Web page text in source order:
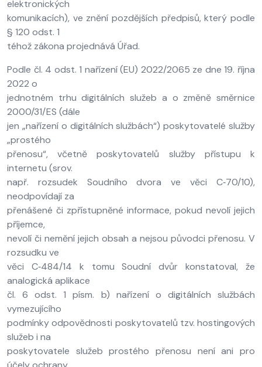
elektronických
komunikacích), ve znění pozdějších předpisů, který podle
§ 120 odst. 1
téhož zákona projednává Úřad.
Podle čl. 4 odst. 1 nařízení (EU) 2022/2065 ze dne 19. října
2022 o
jednotném trhu digitálních služeb a o změně směrnice
2000/31/ES (dále
jen „nařízení o digitálních službách“) poskytovatelé služby
„prostého
přenosu“, včetně poskytovatelů služby přístupu k
internetu (srov.
např. rozsudek Soudního dvora ve věci C‑70/10),
neodpovídají za
přenášené či zpřístupněné informace, pokud nevolí jejich
příjemce,
nevolí či nemění jejich obsah a nejsou původci přenosu. V
rozsudku ve
věci C‑484/14 k tomu Soudní dvůr konstatoval, že
analogická aplikace
čl. 6 odst. 1 písm. b) nařízení o digitálních službách
vymezujícího
podmínky odpovědnosti poskytovatelů tzv. hostingových
služeb i na
poskytovatele služeb prostého přenosu není ani pro